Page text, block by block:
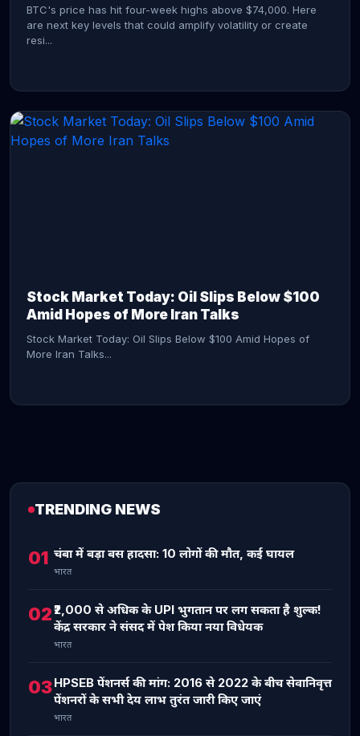
BTC's price has hit four-week highs above $74,000. Here
are next key levels that could amplify volatility or create
resi...
Stock Market Today: Oil Slips Below $100
Amid Hopes of More Iran Talks
Stock Market Today: Oil Slips Below $100 Amid Hopes of
More Iran Talks...
TRENDING NEWS
01 चंबा में बड़ा बस हादसा: 10 लोगों की मौत, कई घायल
भारत
02₹2,000 से अधिक के UPI भुगतान पर लग सकता है शुल्क!
केंद्र सरकार ने संसद में पेश किया नया विधेयक
भारत
03HPSEB पेंशनर्स की मांग: 2016 से 2022 के बीच सेवानिवृत्त
पेंशनरों के सभी देय लाभ तुरंत जारी किए जाएं
भारत